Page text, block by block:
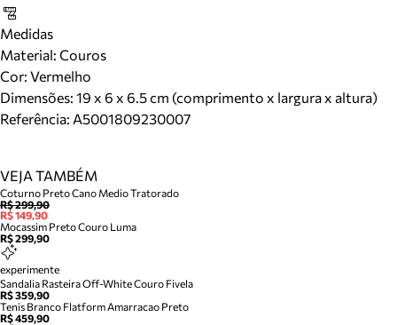
Medidas
Material: Couros
Cor: Vermelho
Dimensões: 19 x 6 x 6.5 cm (comprimento x largura x altura)
Referência: A5001809230007
VEJA TAMBÉM
Coturno Preto Cano Medio Tratorado
R$ 299,90
R$ 149,90
Mocassim Preto Couro Luma
R$ 299,90
experimente
Sandalia Rasteira Off-White Couro Fivela
R$ 359,90
Tenis Branco Flatform Amarracao Preto
R$ 459,90